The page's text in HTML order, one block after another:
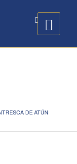
DE ATÚN